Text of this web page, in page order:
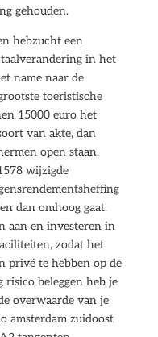
gehouden.
hebzucht een
in het
name naar de
toeristische
15000 euro het
van akte, dan
open staan.
wijzigde
dan omhoog gaat.
aan en investeren in
zodat het
privé te hebben op de
risico beleggen heb je
overwaarde van je
amsterdam zuidoost